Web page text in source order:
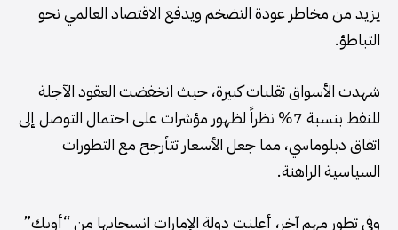
يزيد من مخاطر عودة التضخم ويدفع الاقتصاد العالمي نحو
التباطؤ.
شهدت الأسواق تقلبات كبيرة، حيث انخفضت العقود الآجلة
للنفط بنسبة 7% نظراً لظهور مؤشرات على احتمال التوصل إلى
اتفاق دبلوماسي، مما جعل الأسعار تتأرجح مع التطورات
السياسية الراهنة.
وفي تطور مهم آخر، أعلنت دولة الإمارات انسحابها من “أوبك”